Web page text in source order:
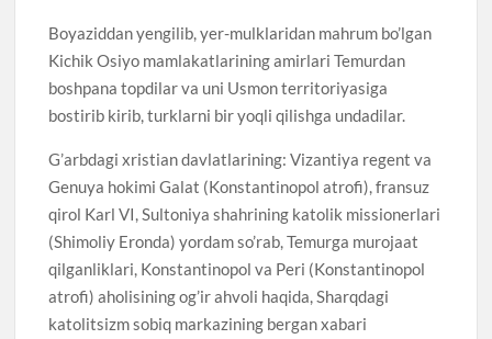
Boyaziddan yengilib, yer-mulklaridan mahrum bo’lgan
Kichik Osiyo mamlakatlarining amirlari Temurdan
boshpana topdilar va uni Usmon territoriyasiga
bostirib kirib, turklarni bir yoqli qilishga undadilar.
G’arbdagi xristian davlatlarining: Vizantiya regent va
Genuya hokimi Galat (Konstantinopol atrofi), fransuz
qirol Karl VI, Sultoniya shahrining katolik missionerlari
(Shimoliy Eronda) yordam so’rab, Temurga murojaat
qilganliklari, Konstantinopol va Peri (Konstantinopol
atrofi) aholisining og’ir ahvoli haqida, Sharqdagi
katolitsizm sobiq markazining bergan xabari